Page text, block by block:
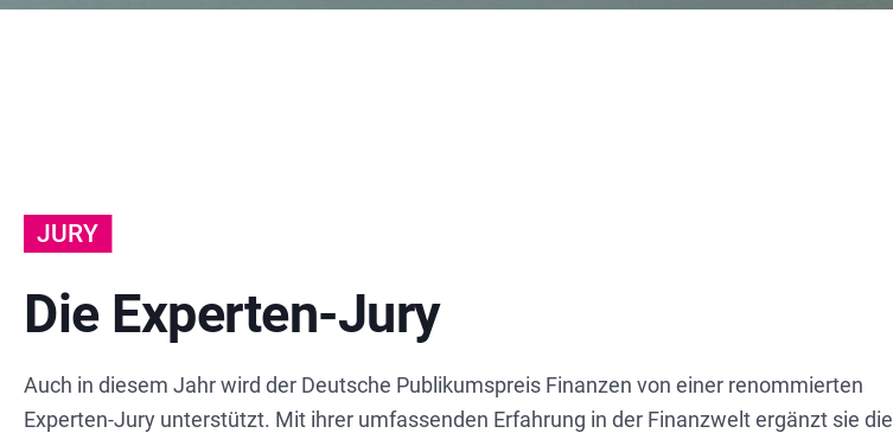
JURY
Die Experten-Jury
Auch in diesem Jahr wird der Deutsche Publikumspreis Finanzen von einer renommierten
Experten-Jury unterstützt. Mit ihrer umfassenden Erfahrung in der Finanzwelt ergänzt sie die